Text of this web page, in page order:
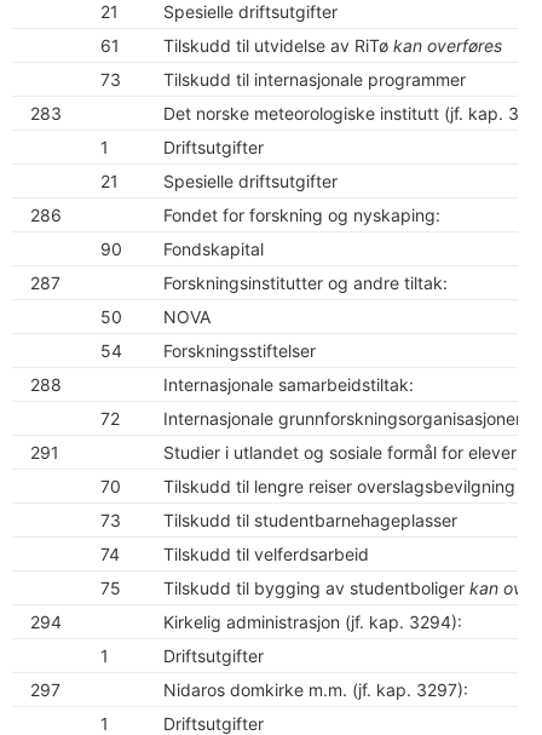
21
Spesielle driftsutgifter
61
Tilskudd til utvidelse av RiTø kan overføres
73
Tilskudd til internasjonale programmer
283
Det norske meteorologiske institutt (jf. kap.
1
Driftsutgifter
21
Spesielle driftsutgifter
286
Fondet for forskning og nyskaping:
90
Fondskapital
287
Forskningsinstitutter og andre tiltak:
50
NOVA
54
Forskningsstiftelser
288
Internasjonale samarbeidstiltak:
72
Internasjonale grunnforskningsorganisasjoner
291
Studier i utlandet og sosiale formål for elever
70
Tilskudd til lengre reiser overslagsbevilgning
73
Tilskudd til studentbarnehageplasser
74
Tilskudd til velferdsarbeid
75
Tilskudd til bygging av studentboliger kan
294
Kirkelig administrasjon (jf. kap. 3294):
1
Driftsutgifter
297
Nidaros domkirke m.m. (jf. kap. 3297):
1
Driftsutgifter